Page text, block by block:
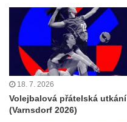
18. 7. 2026
Volejbalová přátelská utkání
(Varnsdorf 2026)